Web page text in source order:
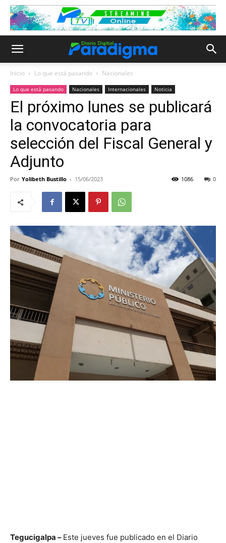
Inicio Lo que está pasando Nacionales
Lo que está pasando Nacionales Internacionales Noticia
El próximo lunes se publicará
la convocatoria para
selección del Fiscal General y
Adjunto
Por Yolibeth Bustillo - 15/06/2023 0
1086
Tegucigalpa – Este jueves fue publicado en el Diario